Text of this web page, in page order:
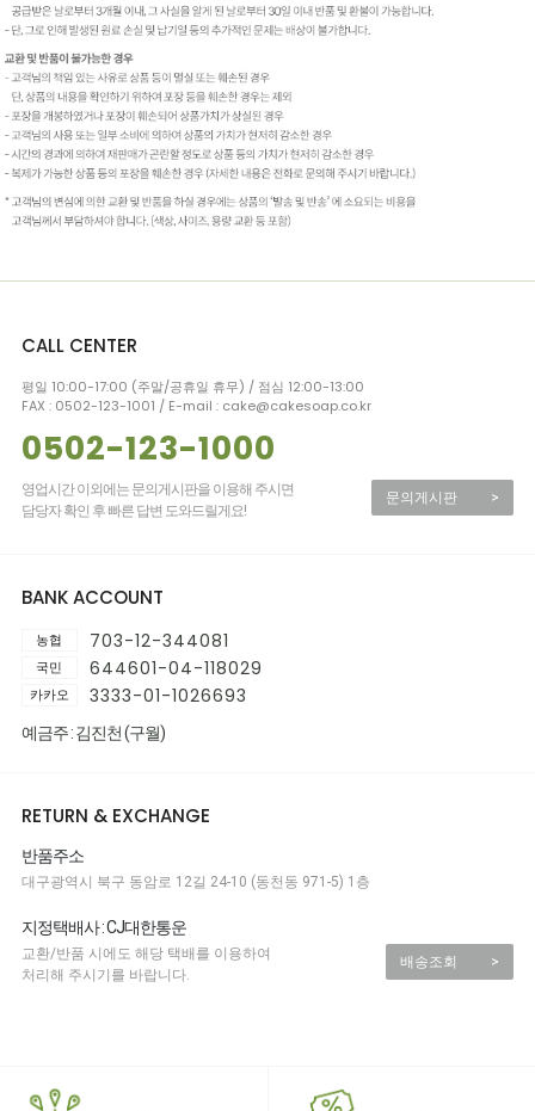
CALL CENTER
평일 10:00-17:00 (주말/공휴일 휴무) / 점심 12:00-13:00
FAX : 0502-123-1001 / E-mail : cake@cakesoap.co.kr
0502-123-1000
영업시간 이외에는 문의게시판을 이용해 주시면
담당자 확인 후 빠른 답변 도와드릴게요!
문의게시판 >
BANK ACCOUNT
농협 703-12-344081
국민 644601-04-118029
카카오 3333-01-1026693
예금주 : 김진천 (구월)
RETURN & EXCHANGE
반품주소
대구광역시 북구 동암로 12길 24-10 (동천동 971-5) 1층
지정택배사 : CJ대한통운
교환/반품 시에도 해당 택배를 이용하여
처리해 주시기를 바랍니다.
배송조회 >